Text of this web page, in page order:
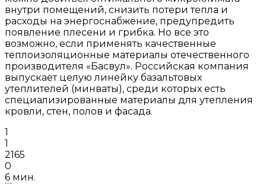
внутри помещений, снизить потери тепла и
расходы на энергоснабжение, предупредить
появление плесени и грибка. Но все это
возможно, если применять качественные
теплоизоляционные материалы отечественного
производителя «Басвул». Российская компания
выпускает целую линейку базальтовых
утеплителей (минваты), среди которых есть
специализированные материалы для утепления
кровли, стен, полов и фасада.
1
1
2165
0
6 мин.